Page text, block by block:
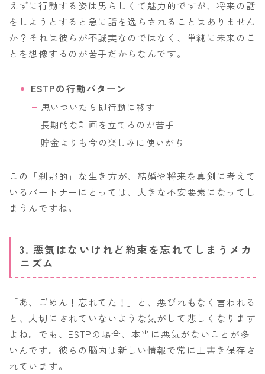
えずに行動する姿は男らしくて魅力的ですが、将来の話
をしようとすると急に話を逸らされることはありません
か？それは彼らが不誠実なのではなく、単純に未来のこ
とを想像するのが苦手だからなんです。
ESTPの行動パターン
思いついたら即行動に移す
長期的な計画を立てるのが苦手
貯金よりも今の楽しみに使いがち
この「刹那的」な生き方が、結婚や将来を真剣に考えて
いるパートナーにとっては、大きな不安要素になってし
まうんですね。
3. 悪気はないけれど約束を忘れてしまうメカ
ニズム
「あ、ごめん！忘れてた！」と、悪びれもなく言われる
と、大切にされていないような気がして悲しくなります
よね。でも、ESTPの場合、本当に悪気がないことが多
いんです。彼らの脳内は新しい情報で常に上書き保存さ
れています。